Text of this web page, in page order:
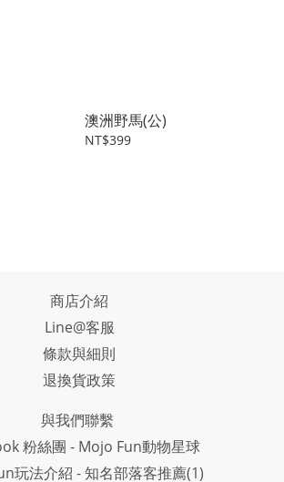
澳洲野馬(公)
NT$399
商店介紹
Line@客服
條款與細則
退換貨政策
與我們聯繫
粉絲團 - Mojo Fun動物星球
玩法介紹 - 知名部落客推薦(1)